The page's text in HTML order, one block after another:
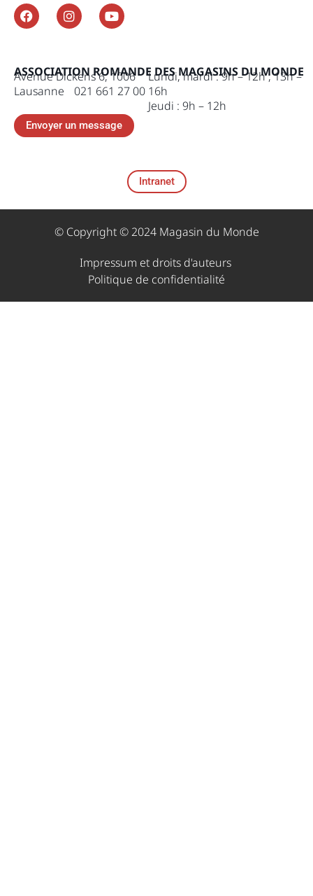
ASSOCIATION ROMANDE DES MAGASINS DU MONDE
Avenue Dickens 6, 1006
Lausanne 021 661 27 00
Lundi, mardi : 9h – 12h , 13h –
16h
Jeudi : 9h – 12h
Envoyer un message
Intranet
© Copyright © 2024 Magasin du Monde
Impressum et droits d'auteurs ​
Politique de confidentialité​